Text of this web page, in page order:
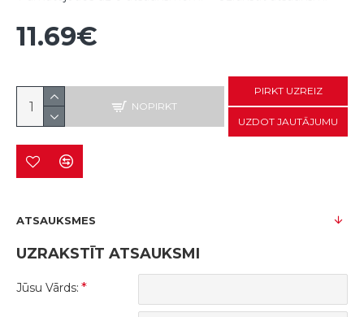
11.69€
NOPIRKT
PIRKT UZREIZ
UZDOT JAUTĀJUMU
ATSAUKSMES
UZRAKSTĪT ATSAUKSMI
Jūsu Vārds: